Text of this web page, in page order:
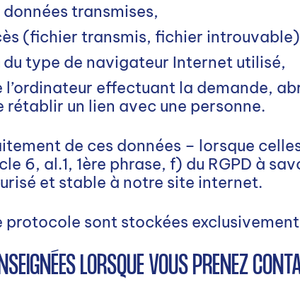
transmises,
(fichier transmis, fichier
type de navigateur Internet utilisé,
l’ordinateur effectuant la demande,
rétablir un lien avec une personne.
de ces données – lorsque
6, al.1, 1ère phrase, f) du RGPD à
et stable à notre site internet.
protocole sont stockées
LORSQUE VOUS PRENEZ